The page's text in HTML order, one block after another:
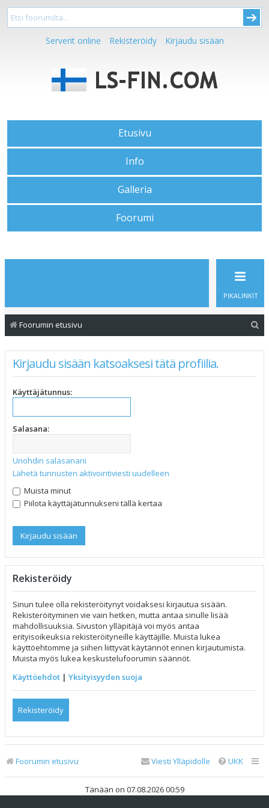
Serverit online Rekisteröidy Kirjaudu sisään
Etusivu
Info
Galleria
Foorumi
PIKALINKIT
Foorumin etusivu
Kirjaudu sisään katsoaksesi tätä profiilia.
Käyttäjätunnus:
Salasana:
Unohdin salasanani
Lähetä tunnusten aktivointiviesti uudelleen
Muista minut
Piilota käyttäjätunnukseni tällä kertaa
Rekisteröidy
Sinun tulee olla rekisteröitynyt voidaksesi kirjautua sisään.
Rekisteröityminen vie vain hetken, mutta antaa sinulle lisää
mahdollisuuksia. Sivuston ylläpitäjä voi myös antaa
erityisoikeuksia rekisteröityneille käyttäjille. Muista lukea
käyttöehtomme ja siihen liittyvät käytännöt ennen kirjautumista.
Muista myös lukea keskustelufoorumin säännöt.
Käyttöehdot | Yksityisyyden suoja
Rekisteröidy
Foorumin etusivu UKK
Viesti Ylläpidolle
Tänään on 07.08.2026 00:59